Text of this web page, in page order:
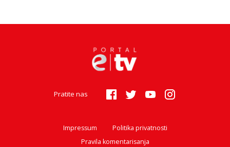
Pratite nas
Impressum
Politika privatnosti
Pravila komentarisanja